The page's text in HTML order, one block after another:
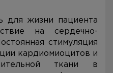
для жизни пациента
на сердечно-
стимуляция
кардиомиоцитов и
ткани в